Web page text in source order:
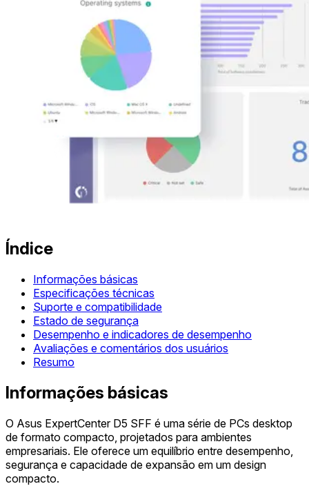
Índice
Informações básicas
Especificações técnicas
Suporte e compatibilidade
Estado de segurança
Desempenho e indicadores de desempenho
Avaliações e comentários dos usuários
Resumo
Informações básicas
O Asus ExpertCenter D5 SFF é uma série de PCs desktop
de formato compacto, projetados para ambientes
empresariais. Ele oferece um equilíbrio entre desempenho,
segurança e capacidade de expansão em um design
compacto.